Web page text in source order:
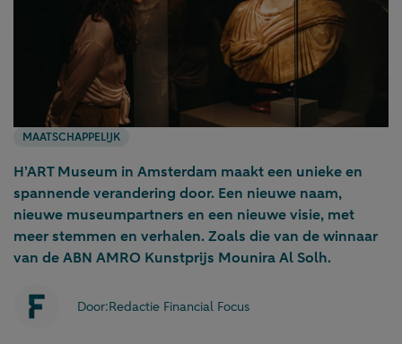
MAATSCHAPPELIJK
H’ART Museum in Amsterdam maakt een unieke en
spannende verandering door. Een nieuwe naam,
nieuwe museumpartners en een nieuwe visie, met
meer stemmen en verhalen. Zoals die van de winnaar
van de ABN AMRO Kunstprijs Mounira Al Solh.
Door:Redactie Financial Focus